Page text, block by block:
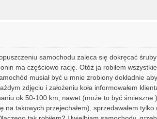
samochodu zaleca się dokręcać
ma częściowo rację. Otóż ja robiłem
musiał być u mnie zrobiony dokładnie
zdjęciu i założeniu koła informowałem
ok 50-100 km, nawet (może to być śmieszne
na takowych przejechałem), sprzedawałem